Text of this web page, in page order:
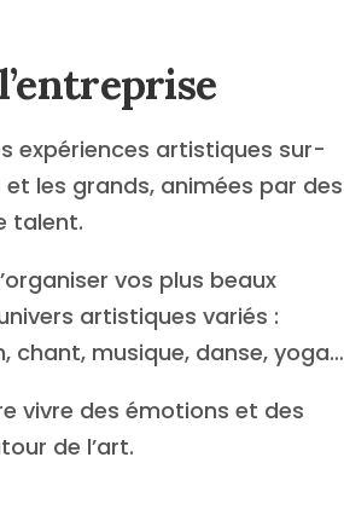
expériences artistiques sur-
les grands, animées par des
talent.
vos plus beaux
artistiques variés :
chant, musique, danse, yoga…
vivre des émotions et des
de l’art.